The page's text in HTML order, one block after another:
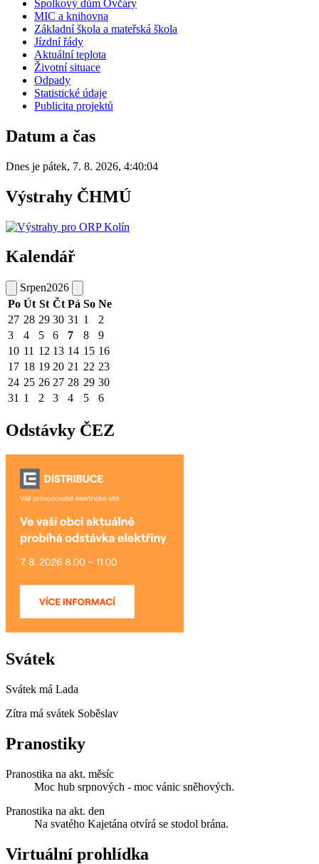
Spolkový dům Ovčáry
MIC a knihovna
Základní škola a mateřská škola
Jízdní řády
Aktuální teplota
Životní situace
Odpady
Statistické údaje
Publicita projektů
Datum a čas
Dnes je pátek, 7. 8. 2026, 4:40:04
Výstrahy ČHMÚ
Kalendář
Srpen2026
Po Út St Čt Pá So Ne
27 28 29 30 31 1
2
3
4 5 6 7 8
9
10 11 12 13 14 15 16
17 18 19 20 21 22 23
24 25 26 27 28 29 30
31 1 2 3 4 5 6
Odstávky ČEZ
Svátek
Svátek má Lada
Zítra má svátek Soběslav
Pranostiky
Pranostika na akt. měsíc
Moc hub srpnových - moc vánic sněhových.
Pranostika na akt. den
Na svatého Kajetána otvírá se stodol brána.
Virtuální prohlídka